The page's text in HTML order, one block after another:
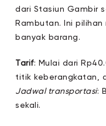
dari Stasiun Gambir
Rambutan. Ini
banyak barang.
Tarif: Mulai dari
titik keberangkatan,
Jadwal transportasi:
sekali.